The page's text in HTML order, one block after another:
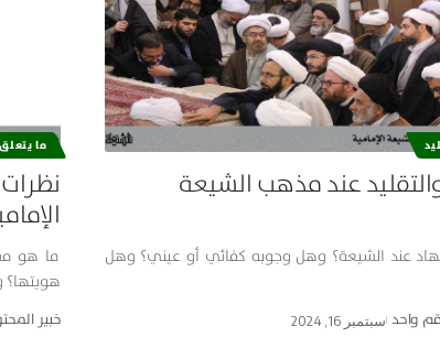
عند مذهب الشيعة
عند الشيعة؟ وهل وجوبه كفائي أو عيني؟ وهل
واحد سبتمبر 16, 2024
ما
ما هو
هويتها؟
خبير